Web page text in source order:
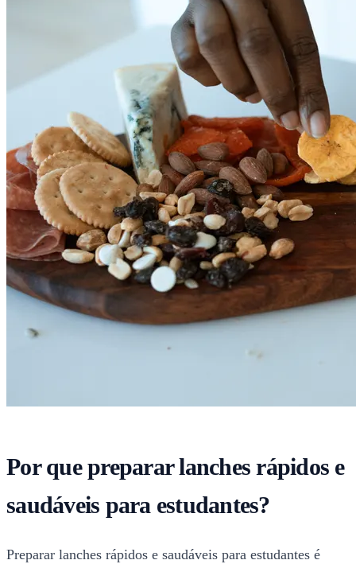
Por que preparar lanches rápidos e
saudáveis para estudantes?
Preparar lanches rápidos e saudáveis para estudantes é